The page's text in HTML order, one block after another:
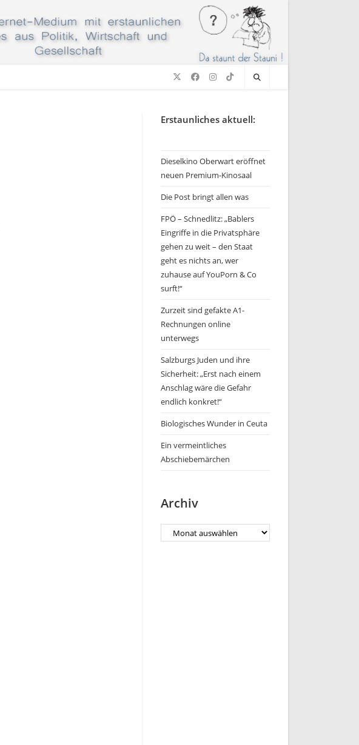
Erstaunliches aktuell:
Dieselkino Oberwart eröffnet
neuen Premium-Kinosaal
Die Post bringt allen was
FPÖ – Schnedlitz: „Bablers
Eingriffe in die Privatsphäre
gehen zu weit – den Staat
geht es nichts an, wer
zuhause auf YouPorn & Co
surft!“
Zurzeit sind gefakte A1-
Rechnungen online
unterwegs
Salzburgs Juden und ihre
Sicherheit: „Erst nach einem
Anschlag wäre die Gefahr
endlich konkret!“
Biologisches Wunder in Ceuta
Ein vermeintliches
Abschiebemärchen
Archiv
Archiv